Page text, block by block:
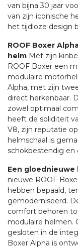
van bijna 30 jaar
van zijn iconische
het tijdloze design
ROOF Boxer
helm Met zijn
ROOF Boxer een
modulaire
Alpha, met zijn
direct herkenbaar.
zowel optimaal
heeft de soliditeit
V8, zijn reputatie
helmschaal is
schokbestendig en
Een
nieuwe ROOF
hebben bepaald,
gemoderniseerd.
comfort behoren
modulaire helmen.
gesloten in de
Boxer Alpha is